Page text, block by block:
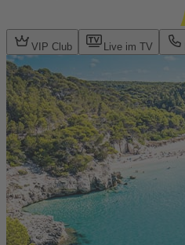
VIP Club Live im TV